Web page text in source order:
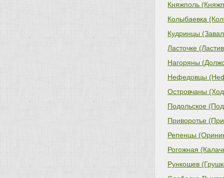
Княжполь
Колыбаевка
Кудринцы
Ласточке
Нагоряны
Нефедовцы
Островчаны
Подольское
Приворотье
Репенцы
Рогожная
Рункошев